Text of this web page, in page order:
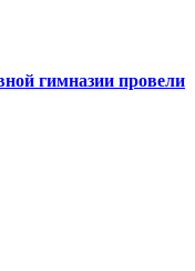
гимназии провели